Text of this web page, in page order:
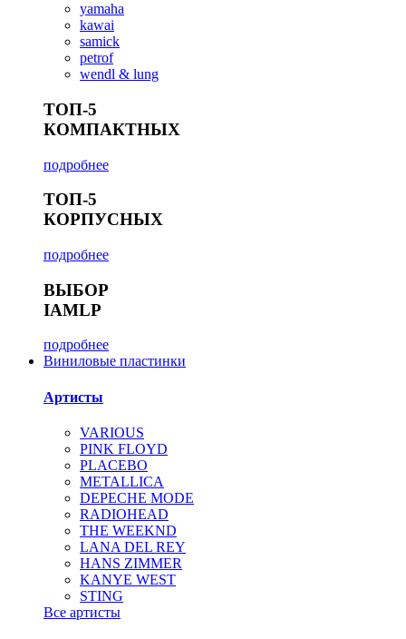
yamaha
kawai
samick
petrof
wendl & lung
ТОП-5
КОМПАКТНЫХ
подробнее
ТОП-5
КОРПУСНЫХ
подробнее
ВЫБОР
IAMLP
подробнее
Виниловые пластинки
Артисты
VARIOUS
PINK FLOYD
PLACEBO
METALLICA
DEPECHE MODE
RADIOHEAD
THE WEEKND
LANA DEL REY
HANS ZIMMER
KANYE WEST
STING
Все артисты